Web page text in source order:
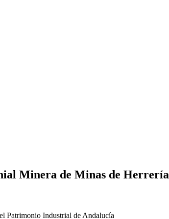
Minera de Minas de